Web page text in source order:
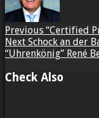
Previous “Certified
Next Schock an der
“Uhrenkönig” René
Check Also